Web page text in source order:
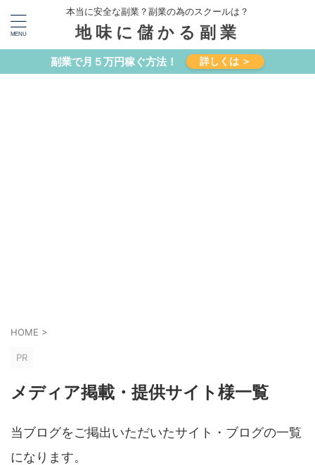
本当に安全な副業？副業の為のスクールは？
地味に儲かる副業
副業で月５万円稼ぐ方法！ 詳しくは ＞
HOME >
PR
メディア掲載・提供サイト様一覧
当ブログをご掲出いただいたサイト・ブログの一覧
になります。